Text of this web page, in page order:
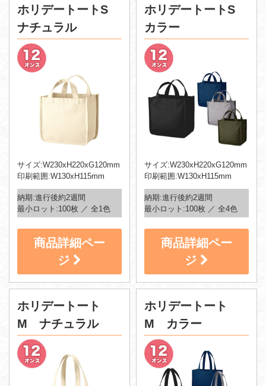
ホリデートートS
ナチュラル
サイズ:W230xH220xG120mm
印刷範囲:W130xH115mm
納期:進行後約2週間
最小ロット:100枚 ／ 全1色
商品詳細ペー
ジ
ホリデートートS
カラー
サイズ:W230xH220xG120mm
印刷範囲:W130xH115mm
納期:進行後約2週間
最小ロット:100枚 ／ 全4色
商品詳細ペー
ジ
ホリデートート
M ナチュラル
ホリデートート
M カラー